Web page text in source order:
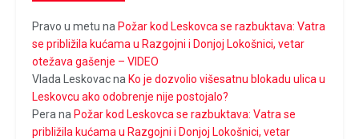
Pravo u metu na Požar kod Leskovca se razbuktava: Vatra
se približila kućama u Razgojni i Donjoj Lokošnici, vetar
otežava gašenje – VIDEO
Vlada Leskovacna Ko je dozvolio višesatnu blokadu ulica u
Leskovcu ako odobrenje nije postojalo?
Pera na Požar kod Leskovca se razbuktava: Vatra se
približila kućama u Razgojni i Donjoj Lokošnici, vetar